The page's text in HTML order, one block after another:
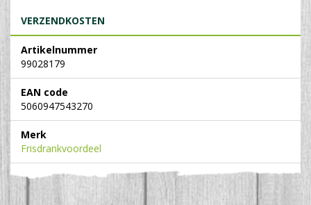
VERZENDKOSTEN
Artikelnummer
99028179
EAN code
5060947543270
Merk
Frisdrankvoordeel